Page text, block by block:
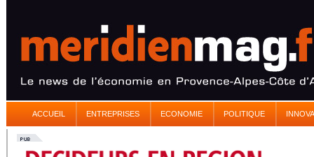
ACCUEIL ENTREPRISES ECONOMIE POLITIQUE